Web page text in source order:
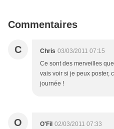
Commentaires
C Chris 03/03/2011 07:15
Ce sont des merveilles
vais voir si je peux poster,
journée !
O O'Fil 02/03/2011 07:33